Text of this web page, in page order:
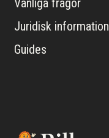
Juridisk information
Guides